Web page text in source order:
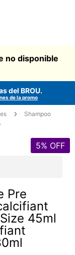
no disponible
del BROU.
de la promo
Shampoo
5% OFF
Pre
45ml